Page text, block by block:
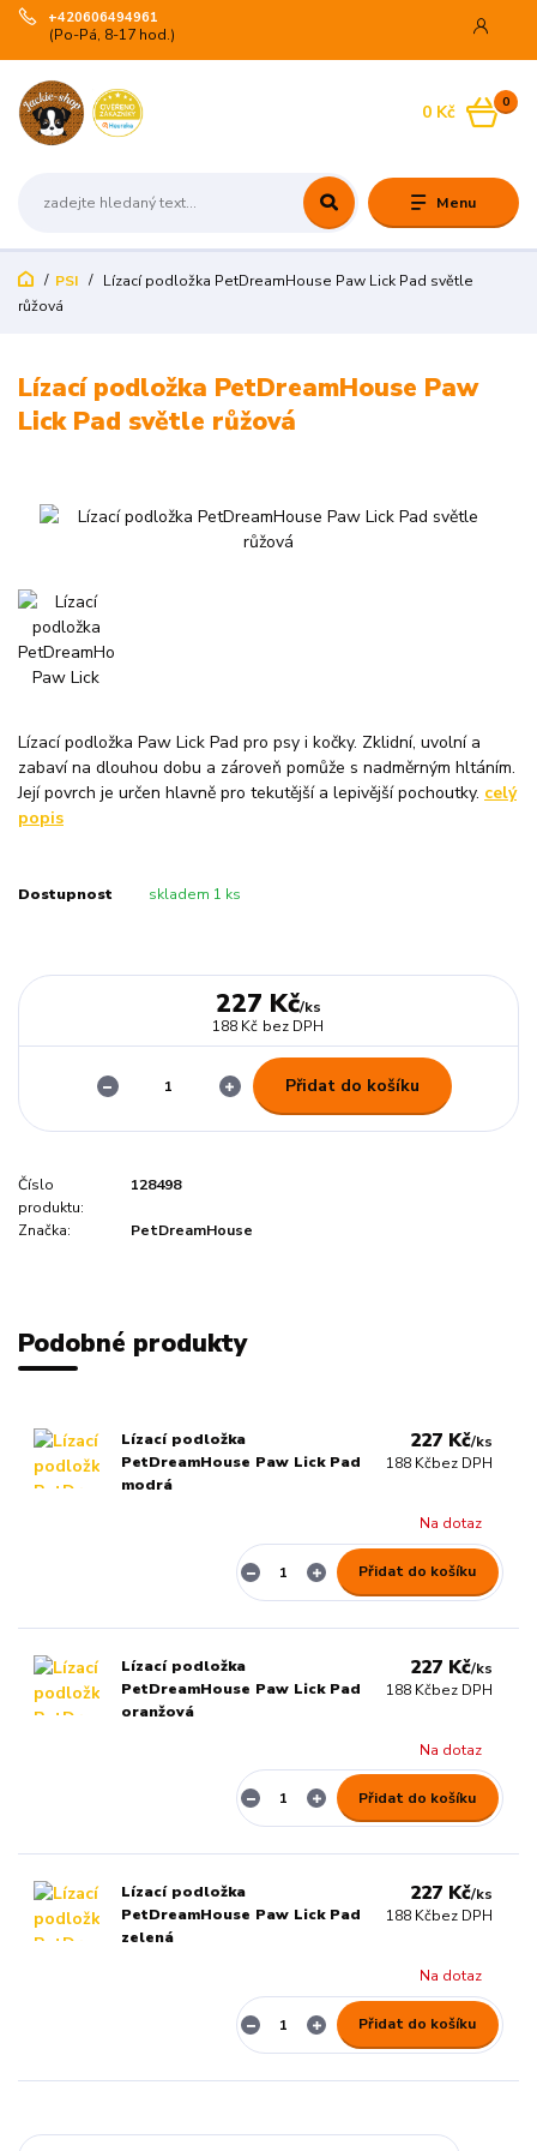
Menu
+420606494961
(Po-Pá, 8-17 hod.)
0
0 Kč
PSI
Lízací podložka PetDreamHouse Paw Lick Pad světle
růžová
Lízací podložka PetDreamHouse Paw
Lick Pad světle růžová
Lízací podložka Paw Lick Pad pro psy i kočky. Zklidní, uvolní a
zabaví na dlouhou dobu a zároveň pomůže s nadměrným hltáním.
Její povrch je určen hlavně pro tekutější a lepivější pochoutky. celý
popis
Dostupnost skladem 1 ks
227 Kč/ks
188 Kč bez DPH
Přidat do košíku
Číslo
produktu:
128498
Značka: PetDreamHouse
Podobné produkty
Lízací podložka
PetDreamHouse Paw Lick Pad
modrá
227 Kč/ks
188 Kčbez DPH
Na dotaz
Přidat do košíku
Lízací podložka
PetDreamHouse Paw Lick Pad
oranžová
227 Kč/ks
188 Kčbez DPH
Na dotaz
Přidat do košíku
Lízací podložka
PetDreamHouse Paw Lick Pad
zelená
227 Kč/ks
188 Kčbez DPH
Na dotaz
Přidat do košíku